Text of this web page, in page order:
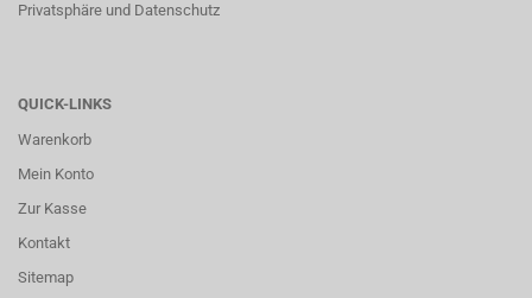
Privatsphäre und Datenschutz
QUICK-LINKS
Warenkorb
Mein Konto
Zur Kasse
Kontakt
Sitemap